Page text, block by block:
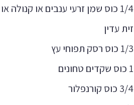
1/4 כוס שמן זרעי ענבים או קנולה או
זית עדין
1/3 כוס רסק תפוחי עץ
1 כוס שקדים טחונים
3/4 כוס קורנפלור